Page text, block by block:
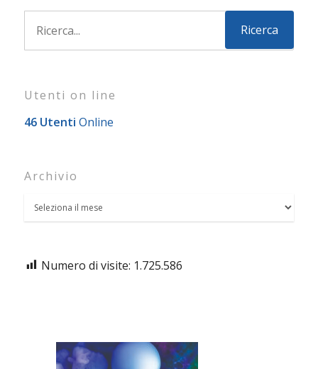
Utenti on line
46 Utenti Online
Archivio
Numero di visite: 1.725.586